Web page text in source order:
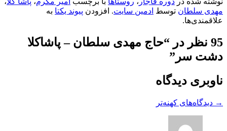
مهدی سلطان توسط ادمین سایت. افزودن پیوند یکتا به
علاقمندی‌ها.
95 نظر در “
حاج مهدی سلطان – پاشاکلا
دشت سر ”
ناوبری دیدگاه
→ دیدگاه‌های کهنه‌تر